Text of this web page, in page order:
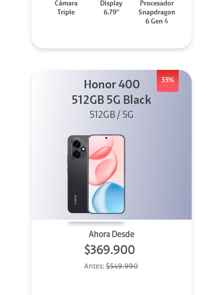
Cámara
Triple
Display
6.79''
Procesador
Snapdragon
6 Gen 4
33%
Honor 400
512GB 5G Black
512GB / 5G
Ahora Desde
$369.900
Antes:$549.990